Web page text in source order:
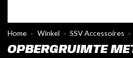
Home » Winkel » SSV Accessoires »
OPBERGRUIMTE